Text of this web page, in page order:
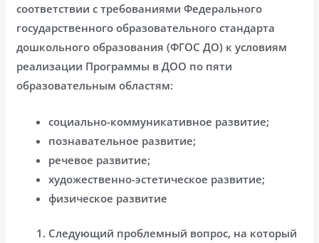
соответствии с требованиями Федерального
государственного образовательного стандарта
дошкольного образования (ФГОС ДО) к условиям
реализации Программы в ДОО по пяти
образовательным областям:
социально-коммуникативное развитие;
познавательное развитие;
речевое развитие;
художественно-эстетическое развитие;
физическое развитие
Следующий проблемный вопрос, на который